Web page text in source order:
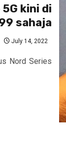
kini di
sahaja
July 14, 2022
Nord Series